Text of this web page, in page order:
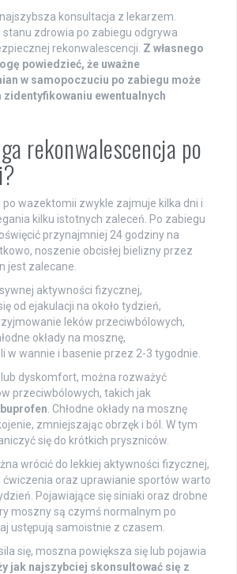
konsultacja z lekarzem.
stanu zdrowia po zabiegu odgrywa
rekonwalescencji. Z własnego
powiedzieć, że uważne
w samopoczuciu po zabiegu może
zidentyfikowaniu ewentualnych
rekonwalescencja po
po wazektomii zwykle zajmuje kilka dni i
kilku istotnych zaleceń. Po zabiegu
przynajmniej 24 godziny na
noszenie obcisłej bielizny przez
jest zalecane.
aktywności fizycznej,
od ejakulacji na około tydzień,
leków przeciwbólowych,
okłady na mosznę,
w wannie i basenie przez 2-3 tygodnie.
lub dyskomfort, można rozważyć
przeciwbólowych, takich jak
. Chłodne okłady na mosznę
zmniejszając obrzęk i ból. W tym
się do krótkich pryszniców.
wrócić do lekkiej aktywności fizycznej,
ćwiczenia oraz uprawianie sportów warto
Pojawiające się siniaki oraz drobne
moszny są czymś normalnym po
ustępują samoistnie z czasem.
się, moszna powiększa się lub pojawia
jak najszybciej skonsultować się z